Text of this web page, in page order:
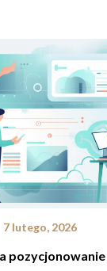
7 lutego, 2026